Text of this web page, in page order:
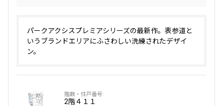
パークアクシスプレミアシリーズの最新作。表参道と
いうブランドエリアにふさわしい洗練されたデザイ
ン。
2階４１１